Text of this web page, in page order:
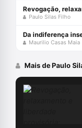
Paulo Silas Filho
Maurilio Casas Maia
Mais de Paulo